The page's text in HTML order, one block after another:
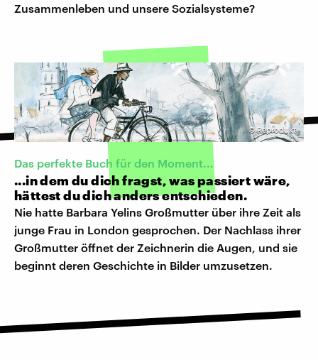
Zusammenleben und unsere Sozialsysteme?
©Reprodukt
Das perfekte Buch für den Moment...
...in dem du dich fragst, was passiert wäre,
hättest du dich anders entschieden.
Nie hatte Barbara Yelins Großmutter über ihre Zeit als
junge Frau in London gesprochen. Der Nachlass ihrer
Großmutter öffnet der Zeichnerin die Augen, und sie
beginnt deren Geschichte in Bilder umzusetzen.